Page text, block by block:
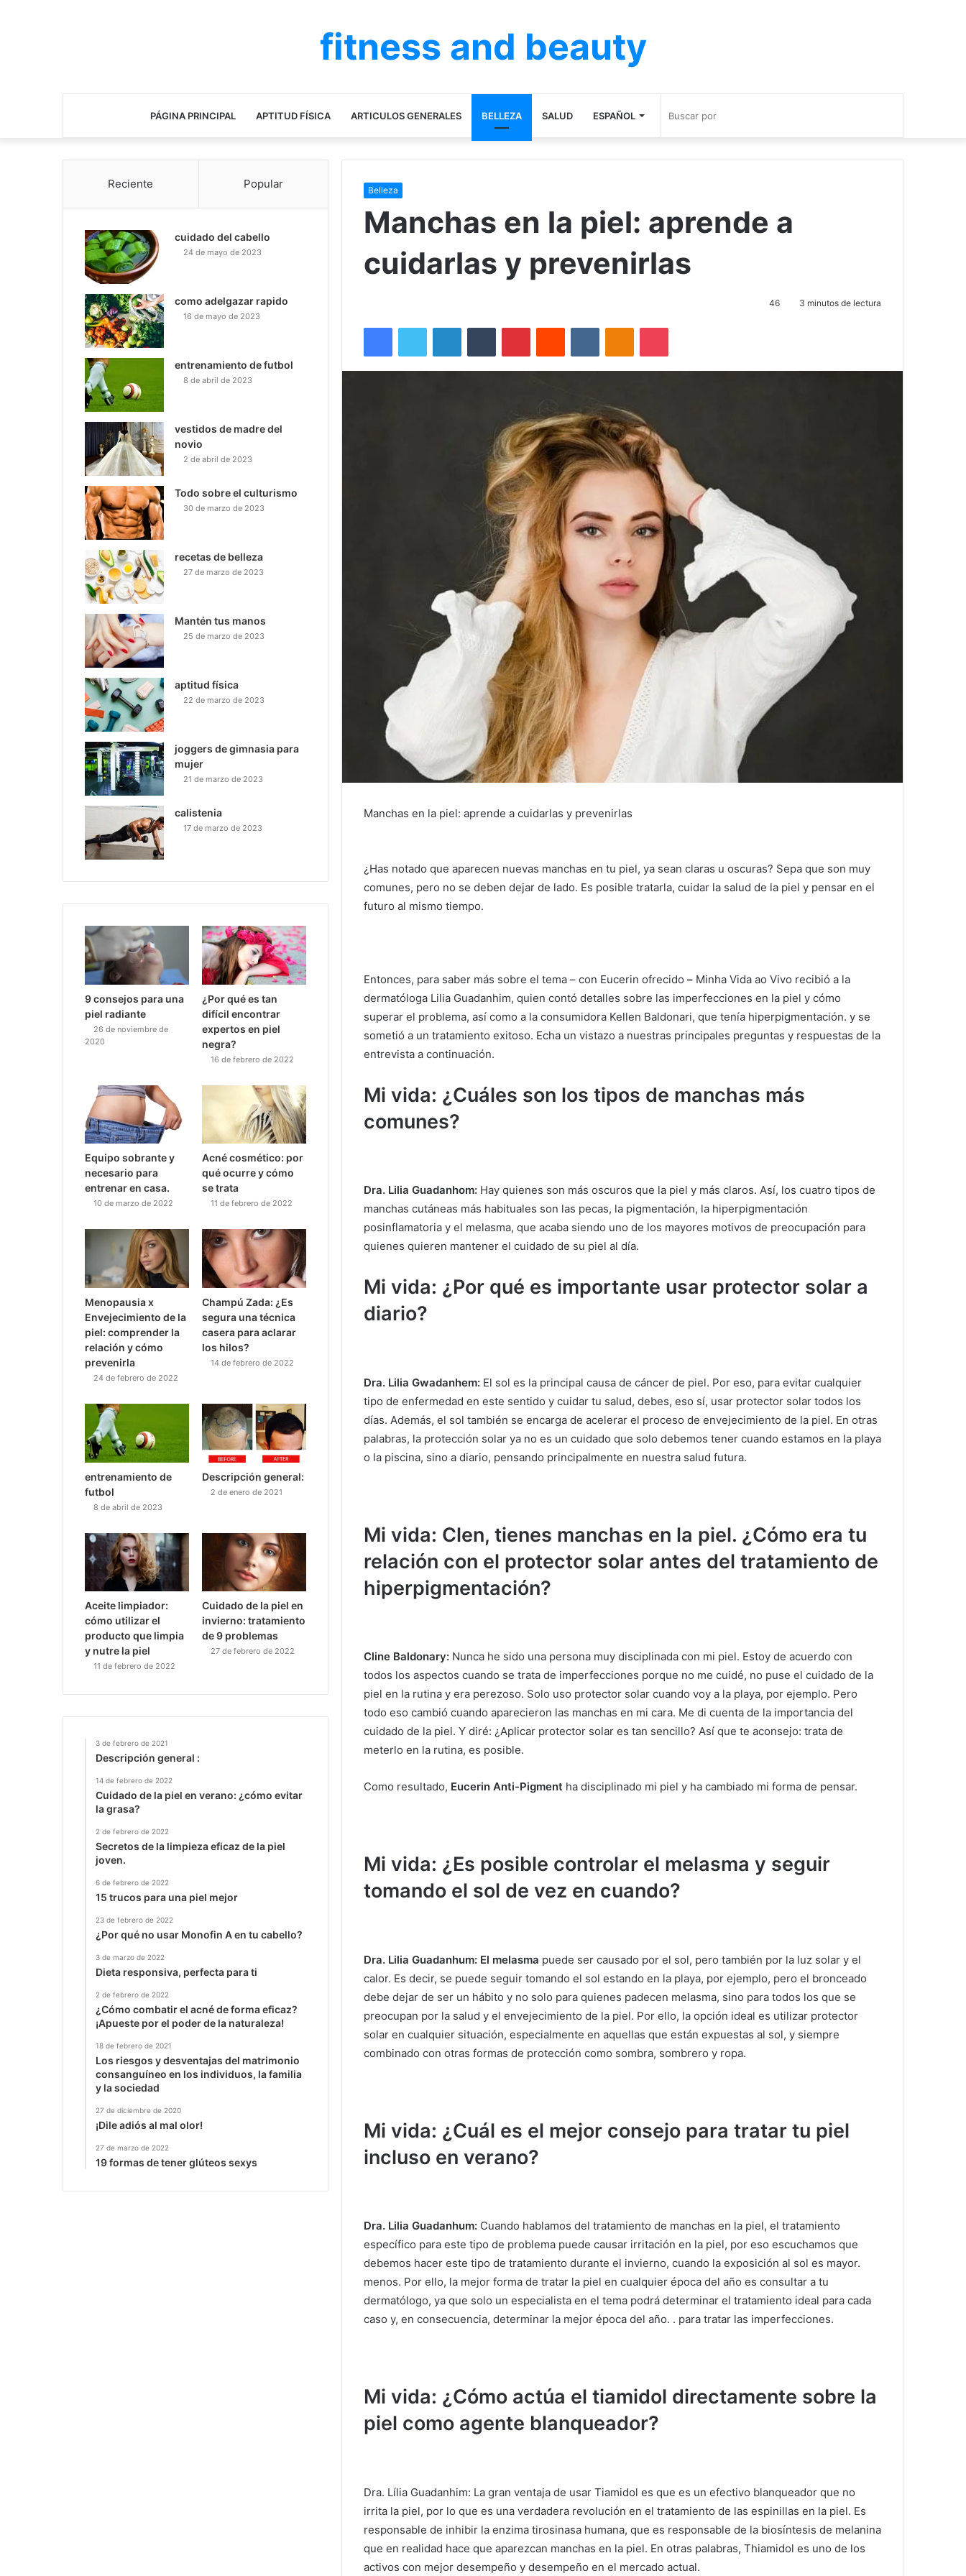
fitness and beauty
PÁGINA PRINCIPAL APTITUD FÍSICA ARTICULOS GENERALES BELLEZA SALUD ESPAÑOL
por
Belleza
Manchas en la piel: aprende a
cuidarlas y prevenirlas
46 3 minutos de lectura
Manchas en la piel: aprende a cuidarlas y prevenirlas
¿Has notado que aparecen nuevas manchas en tu piel, ya sean claras u oscuras? Sepa que son muy
comunes, pero no se deben dejar de lado. Es posible tratarla, cuidar la salud de la piel y pensar en el
futuro al mismo tiempo.
Entonces, para saber más sobre el tema – con Eucerin ofrecido – Minha Vida ao Vivo recibió a la
dermatóloga Lilia Guadanhim, quien contó detalles sobre las imperfecciones en la piel y cómo
superar el problema, así como a la consumidora Kellen Baldonari, que tenía hiperpigmentación. y se
sometió a un tratamiento exitoso. Echa un vistazo a nuestras principales preguntas y respuestas de la
entrevista a continuación.
Mi vida: ¿Cuáles son los tipos de manchas más
comunes?
Dra. Lilia Guadanhom: Hay quienes son más oscuros que la piel y más claros. Así, los cuatro tipos de
manchas cutáneas más habituales son las pecas, la pigmentación, la hiperpigmentación
posinflamatoria y el melasma, que acaba siendo uno de los mayores motivos de preocupación para
quienes quieren mantener el cuidado de su piel al día.
Mi vida: ¿Por qué es importante usar protector solar a
diario?
Dra. Lilia Gwadanhem: El sol es la principal causa de cáncer de piel. Por eso, para evitar cualquier
tipo de enfermedad en este sentido y cuidar tu salud, debes, eso sí, usar protector solar todos los
días. Además, el sol también se encarga de acelerar el proceso de envejecimiento de la piel. En otras
palabras, la protección solar ya no es un cuidado que solo debemos tener cuando estamos en la playa
o la piscina, sino a diario, pensando principalmente en nuestra salud futura.
Mi vida: Clen, tienes manchas en la piel. ¿Cómo era tu
relación con el protector solar antes del tratamiento de
hiperpigmentación?
Cline Baldonary: Nunca he sido una persona muy disciplinada con mi piel. Estoy de acuerdo con
todos los aspectos cuando se trata de imperfecciones porque no me cuidé, no puse el cuidado de la
piel en la rutina y era perezoso. Solo uso protector solar cuando voy a la playa, por ejemplo. Pero
todo eso cambió cuando aparecieron las manchas en mi cara. Me di cuenta de la importancia del
cuidado de la piel. Y diré: ¿Aplicar protector solar es tan sencillo? Así que te aconsejo: trata de
meterlo en la rutina, es posible.
Como resultado, Eucerin Anti-Pigment ha disciplinado mi piel y ha cambiado mi forma de pensar.
Mi vida: ¿Es posible controlar el melasma y seguir
tomando el sol de vez en cuando?
Dra. Lilia Guadanhum: El melasma puede ser causado por el sol, pero también por la luz solar y el
calor. Es decir, se puede seguir tomando el sol estando en la playa, por ejemplo, pero el bronceado
debe dejar de ser un hábito y no solo para quienes padecen melasma, sino para todos los que se
preocupan por la salud y el envejecimiento de la piel. Por ello, la opción ideal es utilizar protector
solar en cualquier situación, especialmente en aquellas que están expuestas al sol, y siempre
combinado con otras formas de protección como sombra, sombrero y ropa.
Mi vida: ¿Cuál es el mejor consejo para tratar tu piel
incluso en verano?
Dra. Lilia Guadanhum: Cuando hablamos del tratamiento de manchas en la piel, el tratamiento
específico para este tipo de problema puede causar irritación en la piel, por eso escuchamos que
debemos hacer este tipo de tratamiento durante el invierno, cuando la exposición al sol es mayor.
menos. Por ello, la mejor forma de tratar la piel en cualquier época del año es consultar a tu
dermatólogo, ya que solo un especialista en el tema podrá determinar el tratamiento ideal para cada
caso y, en consecuencia, determinar la mejor época del año. . para tratar las imperfecciones.
Mi vida: ¿Cómo actúa el tiamidol directamente sobre la
piel como agente blanqueador?
Dra. Lília Guadanhim: La gran ventaja de usar Tiamidol es que es un efectivo blanqueador que no
irrita la piel, por lo que es una verdadera revolución en el tratamiento de las espinillas en la piel. Es
responsable de inhibir la enzima tirosinasa humana, que es responsable de la biosíntesis de melanina
que en realidad hace que aparezcan manchas en la piel. En otras palabras, Thiamidol es uno de los
activos con mejor desempeño y desempeño en el mercado actual.
Reciente Popular
cuidado del cabello
24 de mayo de 2023
como adelgazar rapido
16 de mayo de 2023
entrenamiento de futbol
8 de abril de 2023
vestidos de madre del
novio
2 de abril de 2023
Todo sobre el culturismo
30 de marzo de 2023
recetas de belleza
27 de marzo de 2023
Mantén tus manos
25 de marzo de 2023
aptitud física
22 de marzo de 2023
joggers de gimnasia para
mujer
21 de marzo de 2023
calistenia
17 de marzo de 2023
9 consejos para una
piel radiante
26 de noviembre de
2020
¿Por qué es tan
difícil encontrar
expertos en piel
negra?
16 de febrero de 2022
Equipo sobrante y
necesario para
entrenar en casa.
10 de marzo de 2022
Acné cosmético: por
qué ocurre y cómo
se trata
11 de febrero de 2022
Menopausia x
Envejecimiento de la
piel: comprender la
relación y cómo
prevenirla
24 de febrero de 2022
Champú Zada: ¿Es
segura una técnica
casera para aclarar
los hilos?
14 de febrero de 2022
entrenamiento de
futbol
8 de abril de 2023
Descripción general:
2 de enero de 2021
Aceite limpiador:
cómo utilizar el
producto que limpia
y nutre la piel
11 de febrero de 2022
Cuidado de la piel en
invierno: tratamiento
de 9 problemas
27 de febrero de 2022
3 de febrero de 2021
Descripción general :
14 de febrero de 2022
Cuidado de la piel en verano: ¿cómo evitar
la grasa?
2 de febrero de 2022
Secretos de la limpieza eficaz de la piel
joven.
6 de febrero de 2022
15 trucos para una piel mejor
23 de febrero de 2022
¿Por qué no usar Monofin A en tu cabello?
3 de marzo de 2022
Dieta responsiva, perfecta para ti
2 de febrero de 2022
¿Cómo combatir el acné de forma eficaz?
¡Apueste por el poder de la naturaleza!
18 de febrero de 2021
Los riesgos y desventajas del matrimonio
consanguíneo en los individuos, la familia
y la sociedad
27 de diciembre de 2020
¡Dile adiós al mal olor!
27 de marzo de 2022
19 formas de tener glúteos sexys